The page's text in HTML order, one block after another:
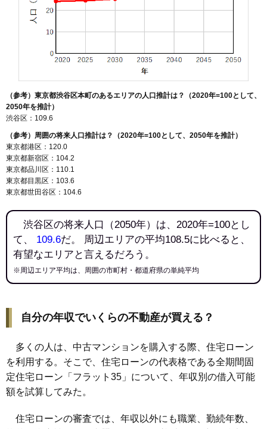
（参考）東京都渋谷区本町のあるエリアの人口推計は？（2020年=100として、
2050年を推計）
渋谷区：109.6
（参考）周囲の将来人口推計は？（2020年=100として、2050年を推計）
東京都港区：120.0
東京都新宿区：104.2
東京都品川区：110.1
東京都目黒区：103.6
東京都世田谷区：104.6
渋谷区の将来人口（2050年）は、2020年=100とし
て、 109.6だ。 周辺エリアの平均108.5に比べると、
有望なエリアと言えるだろう。
※周辺エリア平均は、周囲の市町村・都道府県の単純平均
自分の年収でいくらの不動産が買える？
多くの人は、中古マンションを購入する際、住宅ローン
を利用する。そこで、住宅ローンの代表格である全期間固
定住宅ローン「フラット35」について、年収別の借入可能
額を試算してみた。
住宅ローンの審査では、年収以外にも職業、勤続年数、